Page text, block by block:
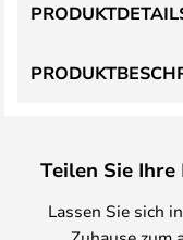
Teilen Sie
Lassen Sie sich